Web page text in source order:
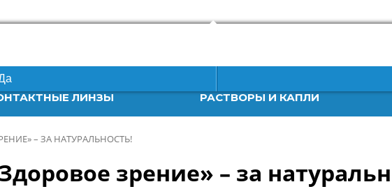
ЛИНЗЫ РАСТВОРЫ И КАПЛИ
– ЗА НАТУРАЛЬНОСТЬ!
зрение» – за